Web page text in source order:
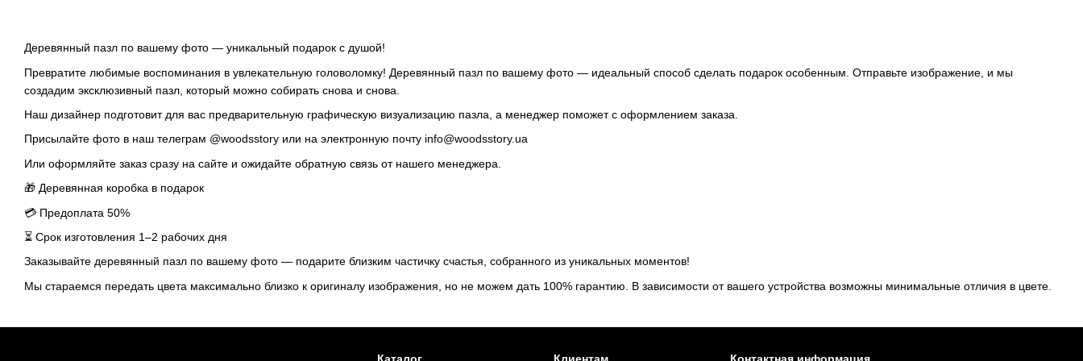
Деревянный пазл по вашему фото — уникальный подарок с душой!
Превратите любимые воспоминания в увлекательную головоломку! Деревянный пазл по вашему фото — идеальный способ сделать подарок особенным. Отправьте изображение, и мы
создадим эксклюзивный пазл, который можно собирать снова и снова.
Наш дизайнер подготовит для вас предварительную графическую визуализацию пазла, а менеджер поможет с оформлением заказа.
Присылайте фото в наш телеграм @woodsstory или на электронную почту info@woodsstory.ua
Или оформляйте заказ сразу на сайте и ожидайте обратную связь от нашего менеджера.
🎁 Деревянная коробка в подарок
💳 Предоплата 50%
⏳ Срок изготовления 1–2 рабочих дня
Заказывайте деревянный пазл по вашему фото — подарите близким частичку счастья, собранного из уникальных моментов!
Мы стараемся передать цвета максимально близко к оригиналу изображения, но не можем дать 100% гарантию. В зависимости от вашего устройства возможны минимальные отличия в цвете.